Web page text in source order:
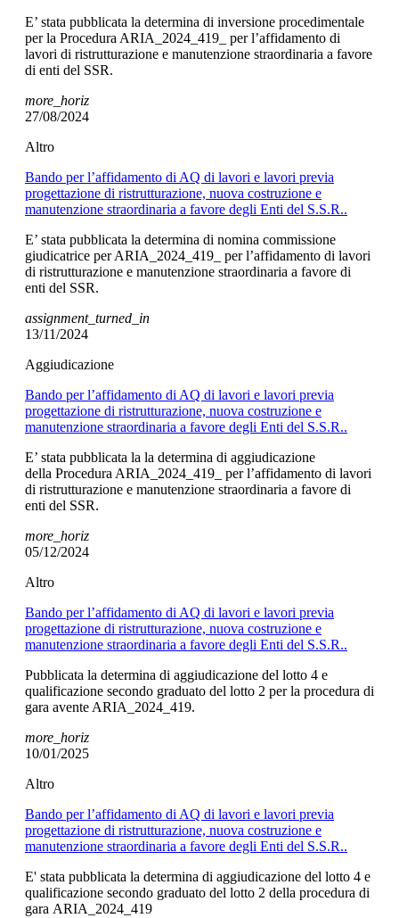
E’ stata pubblicata la determina di inversione procedimentale
per la Procedura ARIA_2024_419_ per l’affidamento di
lavori di ristrutturazione e manutenzione straordinaria a favore
di enti del SSR.
more_horiz
27/08/2024
Altro
Bando per l’affidamento di AQ di lavori e lavori previa
progettazione di ristrutturazione, nuova costruzione e
manutenzione straordinaria a favore degli Enti del S.S.R..
E’ stata pubblicata la determina di nomina commissione
giudicatrice per ARIA_2024_419_ per l’affidamento di lavori
di ristrutturazione e manutenzione straordinaria a favore di
enti del SSR.
assignment_turned_in
13/11/2024
Aggiudicazione
Bando per l’affidamento di AQ di lavori e lavori previa
progettazione di ristrutturazione, nuova costruzione e
manutenzione straordinaria a favore degli Enti del S.S.R..
E’ stata pubblicata la la determina di aggiudicazione
della Procedura ARIA_2024_419_ per l’affidamento di lavori
di ristrutturazione e manutenzione straordinaria a favore di
enti del SSR.
more_horiz
05/12/2024
Altro
Bando per l’affidamento di AQ di lavori e lavori previa
progettazione di ristrutturazione, nuova costruzione e
manutenzione straordinaria a favore degli Enti del S.S.R..
Pubblicata la determina di aggiudicazione del lotto 4 e
qualificazione secondo graduato del lotto 2 per la procedura di
gara avente ARIA_2024_419.
more_horiz
10/01/2025
Altro
Bando per l’affidamento di AQ di lavori e lavori previa
progettazione di ristrutturazione, nuova costruzione e
manutenzione straordinaria a favore degli Enti del S.S.R..
E' stata pubblicata la determina di aggiudicazione del lotto 4 e
qualificazione secondo graduato del lotto 2 della procedura di
gara ARIA_2024_419